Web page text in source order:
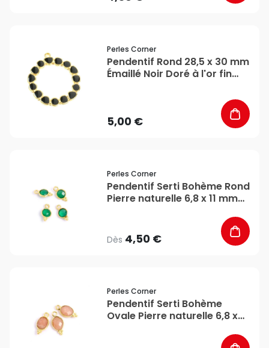
Perles Corner
Pendentif Rond 28,5 x 30 mm
Émaillé Noir Doré à l'or fin
5,00 €
Perles Corner
Pendentif Serti Bohème Rond
Pierre naturelle 6,8 x 11 mm
Dès 4,50 €
Perles Corner
Pendentif Serti Bohème
Ovale Pierre naturelle 6,8 x